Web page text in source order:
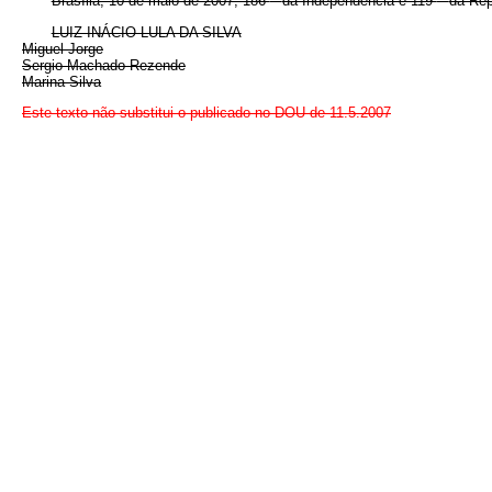
LUIZ INÁCIO LULA DA SILVA
Miguel Jorge
Sergio Machado Rezende
Marina Silva
Este texto não substitui o publicado no DOU de 11.5.2007